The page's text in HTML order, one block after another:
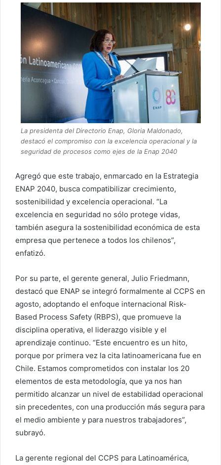
La presidenta del Directorio Enap, Gloria Maldonado,
destacó el compromiso con la excelencia operacional y la
seguridad de procesos como ejes de la Enap 2040
Agregó que este trabajo, enmarcado en la Estrategia
ENAP 2040, busca compatibilizar crecimiento,
sostenibilidad y excelencia operacional. “La
excelencia en seguridad no sólo protege vidas,
también asegura la sostenibilidad económica de esta
empresa que pertenece a todos los chilenos”,
enfatizó.
Por su parte, el gerente general, Julio Friedmann,
destacó que ENAP se integró formalmente al CCPS en
agosto, adoptando el enfoque internacional Risk-
Based Process Safety (RBPS), que promueve la
disciplina operativa, el liderazgo visible y el
aprendizaje continuo. “Este encuentro es un hito,
porque por primera vez la cita latinoamericana fue en
Chile. Estamos comprometidos con instalar los 20
elementos de esta metodología, que ya nos han
permitido alcanzar un nivel de estabilidad operacional
sin precedentes, con una producción más segura para
el medio ambiente y para nuestros trabajadores”,
subrayó.
La gerente regional del CCPS para Latinoamérica,